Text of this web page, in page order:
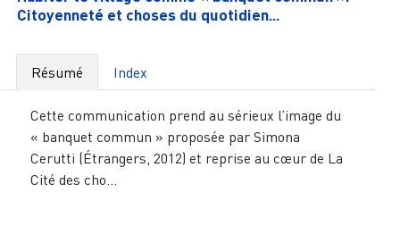
Citoyenneté et choses du quotidien...
Résumé Index
Cette communication prend au sérieux l’image du
« banquet commun » proposée par Simona
Cerutti (Étrangers, 2012) et reprise au cœur de La
Cité des cho...